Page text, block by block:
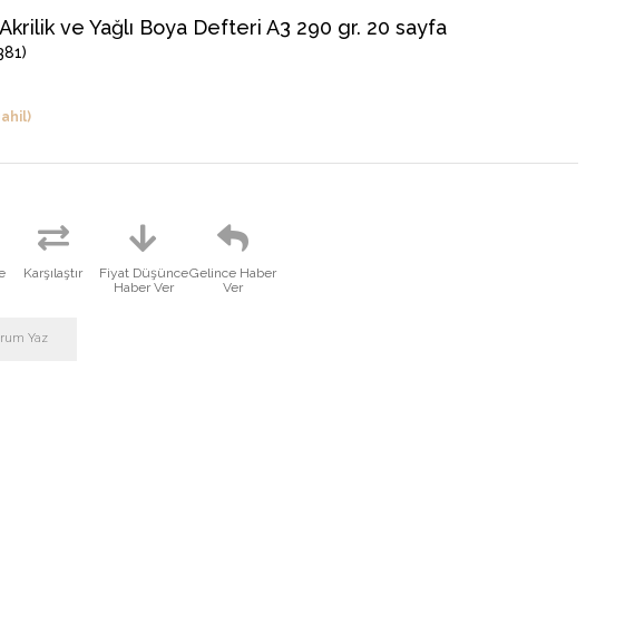
ve Yağlı Boya Defteri A3 290 gr. 20 sayfa
Karşılaştır
Fiyat Düşünce
Haber Ver
Gelince Haber
Ver
Yaz